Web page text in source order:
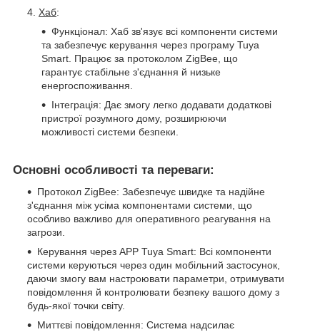
Хаб:
Функціонал: Хаб зв'язує всі компоненти системи
та забезпечує керування через програму Tuya
Smart. Працює за протоколом ZigBee, що
гарантує стабільне з'єднання й низьке
енергоспоживання.
Інтеграція: Дає змогу легко додавати додаткові
пристрої розумного дому, розширюючи
можливості системи безпеки.
Основні особливості та переваги:
Протокол ZigBee: Забезпечує швидке та надійне
з'єднання між усіма компонентами системи, що
особливо важливо для оперативного реагування на
загрози.
Керування через APP Tuya Smart: Всі компоненти
системи керуються через один мобільний застосунок,
даючи змогу вам настроювати параметри, отримувати
повідомлення й контролювати безпеку вашого дому з
будь-якої точки світу.
Миттєві повідомлення: Система надсилає